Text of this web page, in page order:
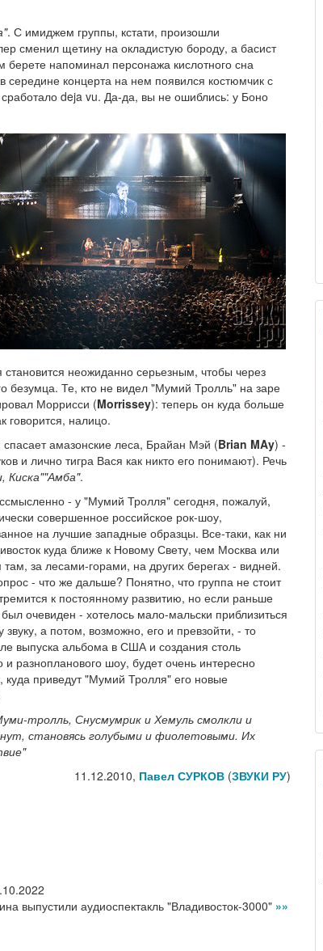
. С имиджем группы, кстати, произошли
сменил щетину на окладистую бороду, а басист
напоминал персонажа кислотного сна
середине концерта на нем появился костюмчик с
deja vu. Да-да, вы не ошиблись: у Боно
неожиданно серьезным, чтобы через
безумца. Те, кто не видел "Мумий Тролль" на заре
Моррисси (Morrissey): теперь он куда больше
говорится, налицо.
спасает амазонские леса, Брайан Мэй (Brian MAy) -
и лично тигра Вася как никто его понимают). Речь
Киска""Амба".
- у "Мумий Тролля" сегодня, пожалуй,
совершенное российское рок-шоу,
на лучшие западные образцы. Все-таки, как ни
куда ближе к Новому Свету, чем Москва или
за лесами-горами, на других берегах - видней.
- что же дальше? Понятно, что группа не стоит
к постоянному развитию, но если раньше
был очевиден - хотелось мало-мальски приблизиться
звуку, а потом, возможно, его и превзойти, - то
выпуска альбома в США и создания столь
и разнопланового шоу, будет очень интересно
куда приведут "Мумий Тролля" его новые
тролль, Снусмумрик и Хемуль смолкли и
становясь голубыми и фиолетовыми. Их
11.12.2010, Павел СУРКОВ(ЗВУКИ РУ)
выпустили аудиоспектакль "Владивосток-3000" »»